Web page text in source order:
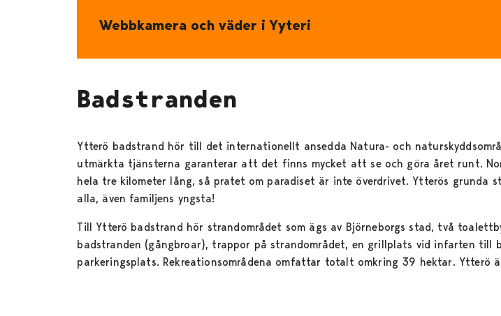
Webbkamera och väder i Yyteri
Badstranden
Ytterö badstrand hör till det internationellt ansedda Natura- och
utmärkta tjänsterna garanterar att det finns mycket att se och göra året runt.
hela tre kilometer lång, så pratet om paradiset är inte överdrivet. Ytterös grunda
alla, även familjens yngsta!
Till Ytterö badstrand hör strandområdet som ägs av Björneborgs stad, två
badstranden (gångbroar), trappor på strandområdet, en grillplats vid infarten till
parkeringsplats. Rekreationsområdena omfattar totalt omkring 39 hektar. Ytterö